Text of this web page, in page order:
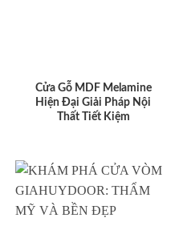
Cửa Gỗ MDF Melamine
Hiện Đại Giải Pháp Nội
Thất Tiết Kiệm